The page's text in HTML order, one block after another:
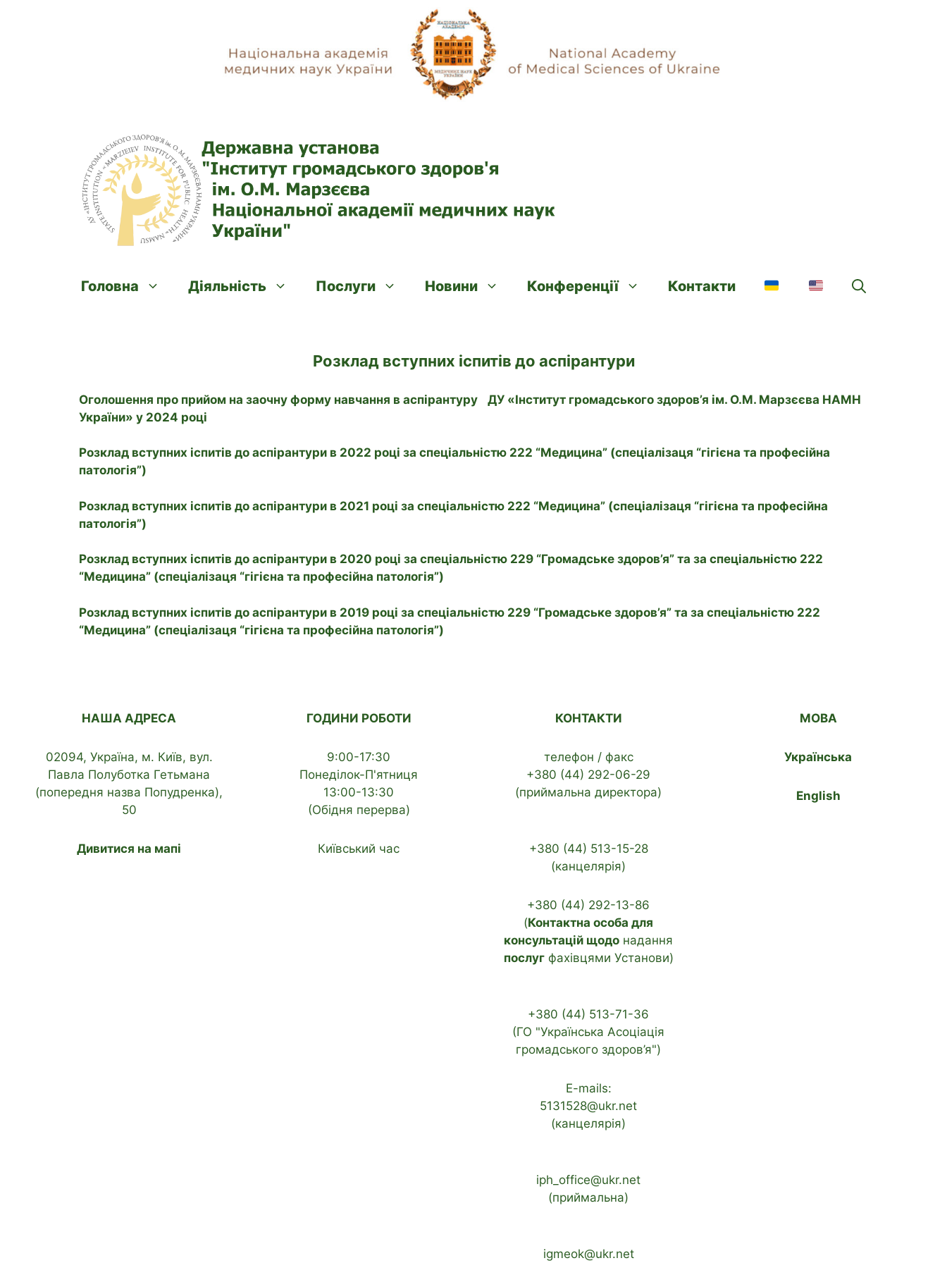
Головна Діяльність Послуги Новини Конференції Контакти
Розклад вступних іспитів до аспірантури
Оголошення про прийом на заочну форму навчання в аспірантуру ДУ «Інститут громадського здоров’я ім. О.М. Марзєєва НАМН
України» у 2024 році
Розклад вступних іспитів до аспірантури в 2022 році за спеціальністю 222 “Медицина” (спеціалізаця “гігієна та професійна
патологія”)
Розклад вступних іспитів до аспірантури в 2021 році за спеціальністю 222 “Медицина” (спеціалізаця “гігієна та професійна
патологія”)
Розклад вступних іспитів до аспірантури в 2020 році за спеціальністю 229 “Громадське здоров’я” та за спеціальністю 222
“Медицина” (спеціалізаця “гігієна та професійна патологія”)
Розклад вступних іспитів до аспірантури в 2019 році за спеціальністю 229 “Громадське здоров’я” та за спеціальністю 222
“Медицина” (спеціалізаця “гігієна та професійна патологія”)
НАША АДРЕСА
02094, Україна, м. Київ, вул.
Павла Полуботка Гетьмана
(попередня назва Попудренка),
50
Дивитися на мапі
ГОДИНИ РОБОТИ
9:00-17:30
Понеділок-П'ятниця
13:00-13:30
(Обідня перерва)
Київський час
КОНТАКТИ
телефон / факс
+380 (44) 292-06-29
(приймальна директора)
+380 (44) 513-15-28
(канцелярія)
+380 (44) 292-13-86
(Контактна особа для
консультацій щодо надання
послугфахівцями Установи)
+380 (44) 513-71-36
(ГО "Українська Асоціація
громадського здоров’я")
E-mails:
5131528@ukr.net
(канцелярія)
iph_office@ukr.net
(приймальна)
igmeok@ukr.net
МОВА
Українська
English